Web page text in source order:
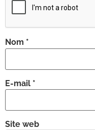
Nom *
E-mail *
Site web